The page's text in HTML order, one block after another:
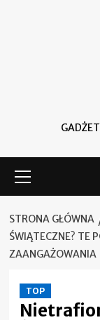
główne
STRONA GŁÓWNA
ŚWIĄTECZNE? TE
ZAANGAŻOWANIA
TOP